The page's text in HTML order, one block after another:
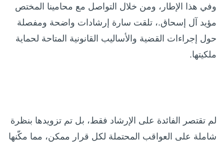
وفي هذا الإطار، ومن خلال التواصل مع محامينا المختص
مؤيد آل إسحاق.، تلقت سارة إرشادات واضحة ومفصلة
حول إجراءات القضية والأساليب القانونية المتاحة لحماية
ملكيتها.
لم تقتصر الفائدة على الإرشاد فقط، بل تم تزويدها بنظرة
شاملة على العواقب المحتملة لكل قرار ممكن، مما مكّنها